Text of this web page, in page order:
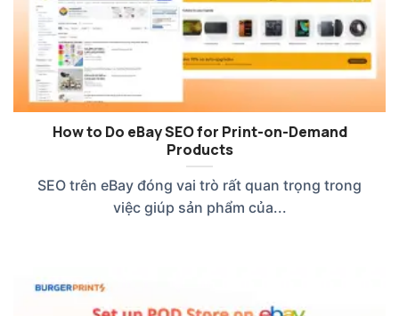
How to Do eBay SEO for Print-on-Demand
Products
SEO trên eBay đóng vai trò rất quan trọng trong
việc giúp sản phẩm của...